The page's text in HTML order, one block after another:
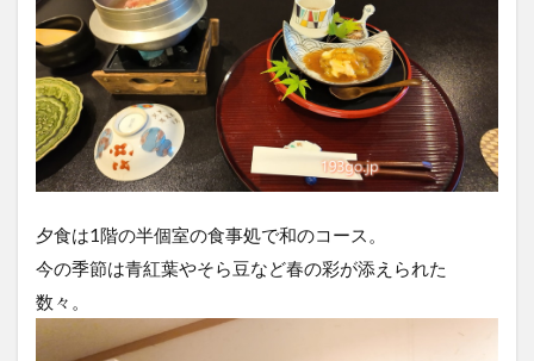
夕食は1階の半個室の食事処で和のコース。
今の季節は青紅葉やそら豆など春の彩が添えられた
数々。